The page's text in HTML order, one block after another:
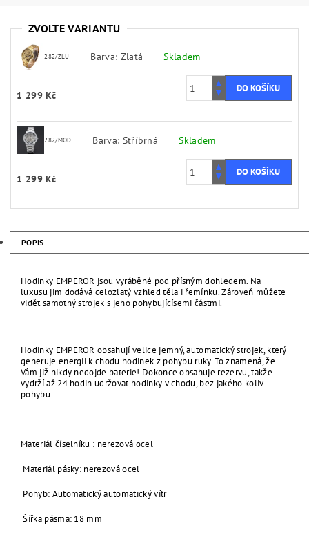
ZVOLTE VARIANTU
282/ZLU Barva: Zlatá Skladem
1 299 Kč
282/MOD Barva: Stříbrná Skladem
1 299 Kč
POPIS
Hodinky EMPEROR jsou vyráběné pod přísným dohledem. Na
luxusu jim dodává celozlatý vzhled těla i řemínku. Zároveň můžete
vidět samotný strojek s jeho pohybujícísemi částmi.
Hodinky EMPEROR obsahují velice jemný, automatický strojek, který
generuje energii k chodu hodinek z pohybu ruky. To znamená, že
Vám již nikdy nedojde baterie! Dokonce obsahuje rezervu, takže
vydrží až 24 hodin udržovat hodinky v chodu, bez jakého koliv
pohybu.
Materiál číselníku : nerezová ocel
Materiál pásky: nerezová ocel
Pohyb: Automatický automatický vítr
Šířka pásma: 18 mm